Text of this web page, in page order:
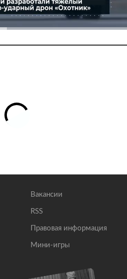
Вакансии
RSS
Правовая информация
Мини-игры